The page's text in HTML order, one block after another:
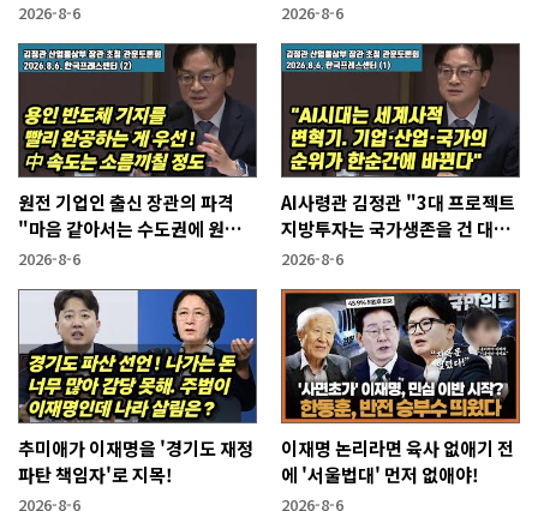
2026-8-6 2026-8-6
원전 기업인 출신 장관의 파격
"마음 같아서는 수도권에 원전
짓고싶다"
2026-8-6
AI사령관 김정관 "3대 프로젝트
지방투자는 국가생존을 건 대전
략"
2026-8-6
추미애가 이재명을 '경기도 재정
파탄 책임자'로 지목!
2026-8-6
이재명 논리라면 육사 없애기 전
에 '서울법대' 먼저 없애야!
2026-8-6